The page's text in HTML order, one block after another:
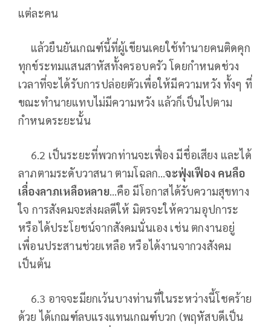
แต่ละคน
แล้วยืนยันเกณฑ์นี้ที่ผู้เขียนเคยใช้ทำนายคนติดคุก
ทุกข์ระทมแสนสาหัสทั้งครอบครัว โดยกำหนดช่วง
เวลาที่จะได้รับการปล่อยตัวเพื่อให้มีความหวัง ทั้งๆ ที่
ขณะทำนายแทบไม่มีความหวัง แล้วก็เป็นไปตาม
กำหนดระยะนั้น
6.2 เป็นระยะที่พวกท่านจะเฟื่อง มีชื่อเสียง และได้
ลาภตามระดับวาสนา ตามโฉลก…จะฟุ่งเฟือง คนลือ
เลื่องลาภเหลือหลาย…คือ มีโอกาสได้รับความสุขทาง
ใจ การสังคมจะส่งผลดีให้ มิตรจะให้ความอุปการะ
หรือได้ประโยชน์จากสังคมนั่นเอง เช่น ตกงานอยู่
เพื่อนประสานช่วยเหลือ หรือได้งานจากวงสังคม
เป็นต้น
6.3 อาจจะมียกเว้นบางท่านที่ในระหว่างนี้โชคร้าย
ด้วย ได้เกณฑ์ลบแรงแทนเกณฑ์บวก (พฤหัสบดีเป็น